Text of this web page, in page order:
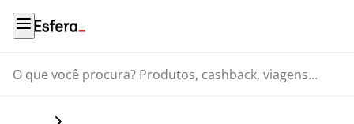
O que você procura? Produtos, cashback, viagens...